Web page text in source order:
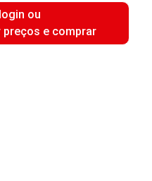
ou
preços e comprar